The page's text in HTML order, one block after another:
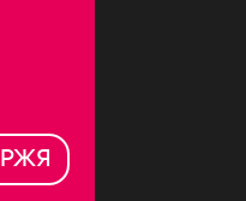
РЖЯ